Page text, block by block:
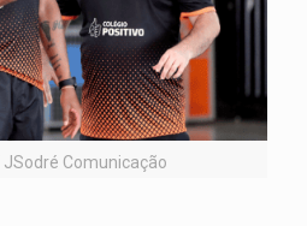
Comunicação